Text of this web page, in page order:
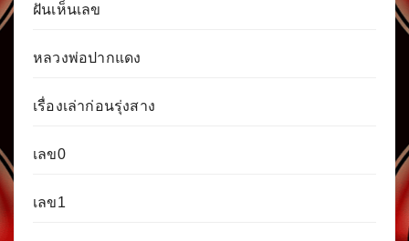
ฝันเห็นเลข
หลวงพ่อปากแดง
เรื่องเล่าก่อนรุ่งสาง
เลข0
เลข1